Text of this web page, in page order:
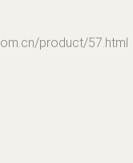
product/57.html